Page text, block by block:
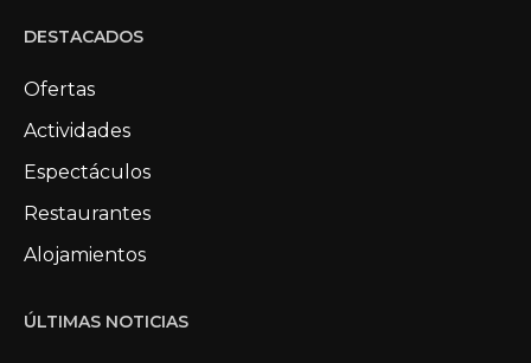
DESTACADOS
Ofertas
Actividades
Espectáculos
Restaurantes
Alojamientos
ÚLTIMAS NOTICIAS